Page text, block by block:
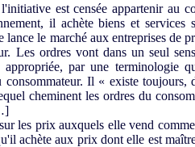
est censée appartenir au
il achète biens et services
le marché aux entreprises de
Les ordres vont dans un seul
par une terminologie
Il « existe toujours,
cheminent les ordres du
les prix auxquels elle vend
achète aux prix dont elle est